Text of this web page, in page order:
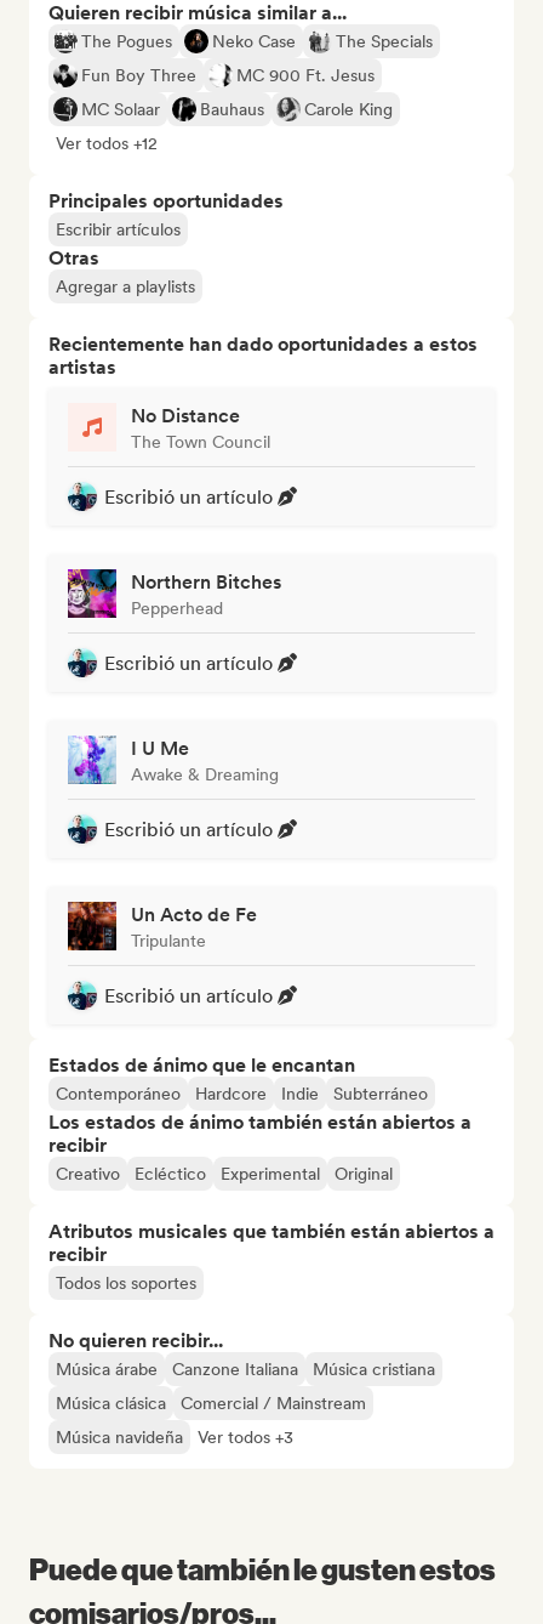
Quieren recibir música similar a...
The Pogues Neko Case
The Specials
Fun Boy Three
MC 900 Ft. Jesus
MC Solaar
Bauhaus
Carole King
Ver todos +12
Principales oportunidades
Escribir artículos
Otras
Agregar a playlists
Recientemente han dado oportunidades a estos
artistas
No Distance
The Town Council
Escribió un artículo
Northern Bitches
Pepperhead
Escribió un artículo
I U Me
Awake & Dreaming
Escribió un artículo
Un Acto de Fe
Tripulante
Escribió un artículo
Estados de ánimo que le encantan
Contemporáneo Hardcore Indie Subterráneo
Los estados de ánimo también están abiertos a
recibir
Creativo Ecléctico Experimental Original
Atributos musicales que también están abiertos a
recibir
Todos los soportes
No quieren recibir...
Música árabe Canzone Italiana
Música cristiana
Música clásica
Comercial / Mainstream
Música navideña
Ver todos +3
Puede que también le gusten estos
comisarios/pros...